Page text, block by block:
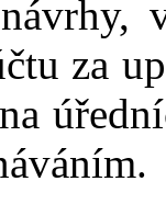
za